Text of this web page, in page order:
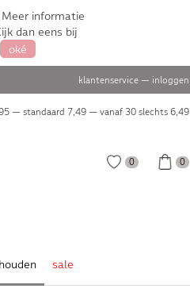
informatie
dan eens bij
oké
klantenservice — inloggen
— standaard 7,49 — vanaf 30 slechts 6,49
0 0
sale